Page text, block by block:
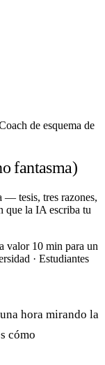
de esquema de
fantasma)
— tesis, tres razones,
que la IA escriba tu
valor 10 min para un
· Estudiantes
hora mirando la
cómo